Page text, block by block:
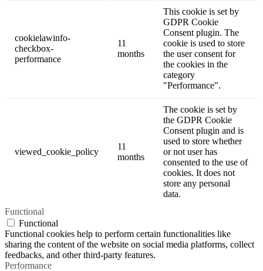
cookielawinfo-
checkbox-
performance
11
months
This cookie is set by
GDPR Cookie
Consent plugin. The
cookie is used to store
the user consent for
the cookies in the
category
"Performance".
viewed_cookie_policy
11
months
The cookie is set by
the GDPR Cookie
Consent plugin and is
used to store whether
or not user has
consented to the use of
cookies. It does not
store any personal
data.
Functional
Functional
Functional cookies help to perform certain functionalities like
sharing the content of the website on social media platforms, collect
feedbacks, and other third-party features.
Performance